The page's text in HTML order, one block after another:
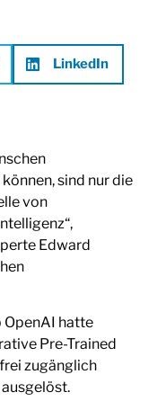
LinkedIn
sind nur die
von
Edward
OpenAI hatte
Pre-Trained
zugänglich